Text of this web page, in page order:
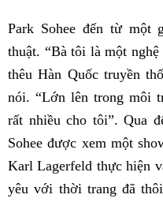
Park Sohee đến từ một
thuật. “Bà tôi là một
thêu Hàn Quốc truyền
nói. “Lớn lên trong môi
rất nhiều cho tôi”. Qua
Sohee được xem một
Karl Lagerfeld thực hiện
yêu với thời trang đã